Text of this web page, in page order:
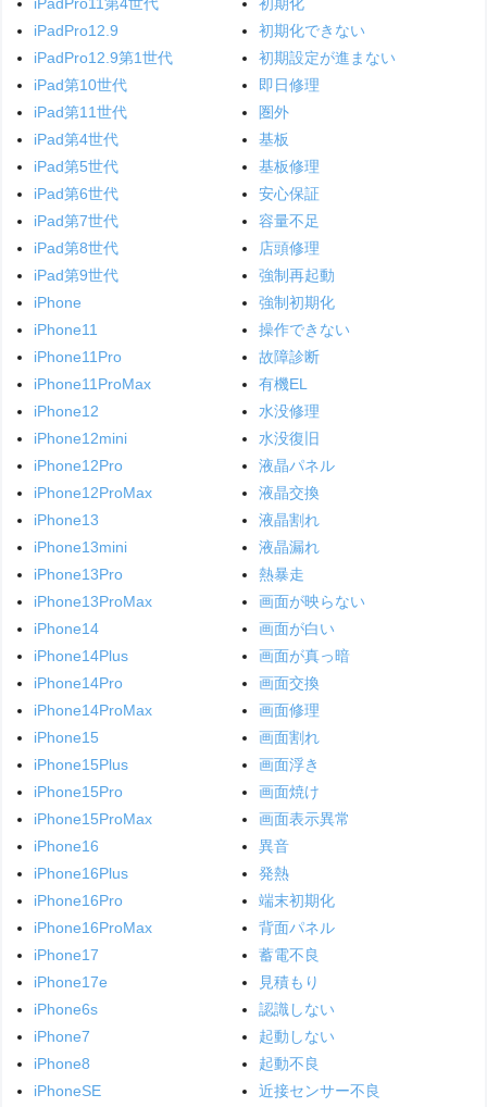
iPadPro12.9
iPadPro12.9第1世代
iPad第10世代
iPad第11世代
iPad第4世代
iPad第5世代
iPad第6世代
iPad第7世代
iPad第8世代
iPad第9世代
iPhone
iPhone11
iPhone11Pro
iPhone11ProMax
iPhone12
iPhone12mini
iPhone12Pro
iPhone12ProMax
iPhone13
iPhone13mini
iPhone13Pro
iPhone13ProMax
iPhone14
iPhone14Plus
iPhone14Pro
iPhone14ProMax
iPhone15
iPhone15Plus
iPhone15Pro
iPhone15ProMax
iPhone16
iPhone16Plus
iPhone16Pro
iPhone16ProMax
iPhone17
iPhone17e
iPhone6s
iPhone7
iPhone8
iPhoneSE
初期化できない
初期設定が進まない
即日修理
圏外
基板
基板修理
安心保証
容量不足
店頭修理
強制再起動
強制初期化
操作できない
故障診断
有機EL
水没修理
水没復旧
液晶パネル
液晶交換
液晶割れ
液晶漏れ
熱暴走
画面が映らない
画面が白い
画面が真っ暗
画面交換
画面修理
画面割れ
画面浮き
画面焼け
画面表示異常
異音
発熱
端末初期化
背面パネル
蓄電不良
見積もり
認識しない
起動しない
起動不良
近接センサー不良